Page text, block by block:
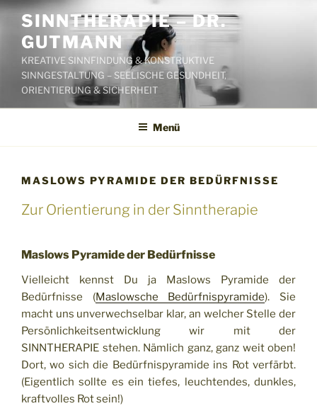
Zum
Inhalt
springen
SINNTHERAPIE – DR.
GUTMANN
KREATIVE SINNFINDUNG & KONSTRUKTIVE
SINNGESTALTUNG – SEELISCHE GESUNDHEIT,
ORIENTIERUNG & SICHERHEIT
Menü
MASLOWS PYRAMIDE DER BEDÜRFNISSE
Zur Orientierung in der Sinntherapie
Maslows Pyramide der Bedürfnisse
Vielleicht kennst Du ja Maslows Pyramide der
Bedürfnisse (Maslowsche Bedürfnispyramide). Sie
macht uns unverwechselbar klar, an welcher Stelle der
Persönlichkeitsentwicklung wir mit der
SINNTHERAPIE stehen. Nämlich ganz, ganz weit oben!
Dort, wo sich die Bedürfnispyramide ins Rot verfärbt.
(Eigentlich sollte es ein tiefes, leuchtendes, dunkles,
kraftvolles Rot sein!)